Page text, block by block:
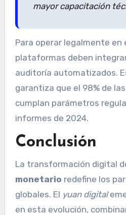
mayor capacitación
Para operar legalmente en
plataformas deben
auditoría automatizados.
garantiza que el 98% de las
cumplan parámetros
informes de 2024.
Conclusión
La transformación digital
monetario redefine los
globales. El yuan digital
en esta evolución,